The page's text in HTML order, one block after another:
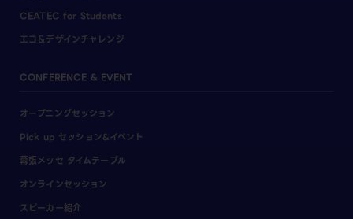
CEATEC for Students
エコ＆デザインチャレンジ
CONFERENCE & EVENT
オープニングセッション
Pick up セッション&イベント
幕張メッセ タイムテーブル
オンラインセッション
スピーカー紹介